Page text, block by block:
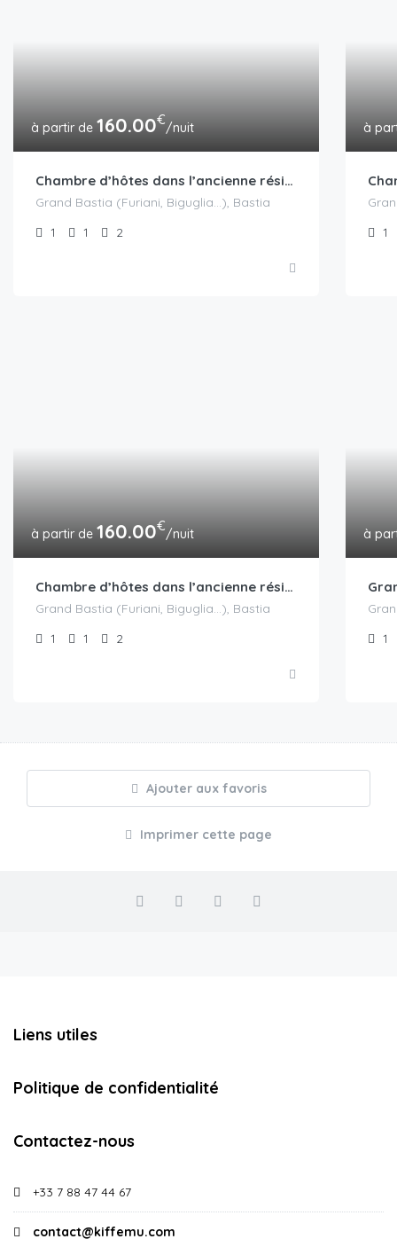
160.00€/nuit
Chambre d’hôtes dans l’ancienne résidence du vice-roi de Corse
Grand Bastia (Furiani, Biguglia...), Bastia
1
1 2
1
160.00€/nuit
Chambre d’hôtes dans l’ancienne résidence du vice-roi de Corse
Grand Bastia (Furiani, Biguglia...), Bastia
1
1 2
1
Ajouter aux favoris
Imprimer cette page
Liens utiles
Politique de confidentialité
Contactez-nous
+33 7 88 47 44 67
contact@kiffemu.com